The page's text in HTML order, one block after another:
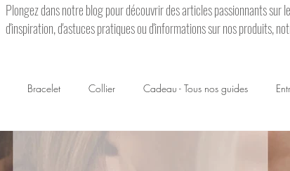
​​Plongez dans notre blog pour découvrir des articles passionnants sur
d'inspiration, d'astuces pratiques ou d'informations sur nos produits,
Bracelet Collier Cadeau - Tous nos guides
Signe Astrologique